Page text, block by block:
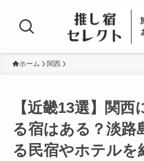
ホーム 関西
【近畿13選】関
る宿はある？淡路
る民宿やホテルを